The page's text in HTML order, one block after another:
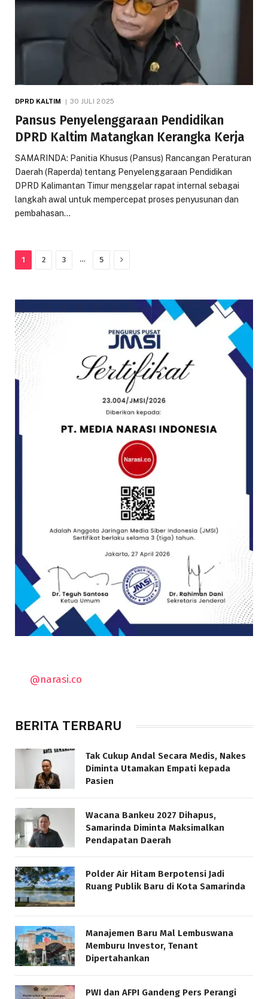
DPRD KALTIM 30 JULI 2025
Pansus Penyelenggaraan Pendidikan
DPRD Kaltim Matangkan Kerangka Kerja
SAMARINDA: Panitia Khusus (Pansus) Rancangan Peraturan
Daerah (Raperda) tentang Penyelenggaraan Pendidikan
DPRD Kalimantan Timur menggelar rapat internal sebagai
langkah awal untuk mempercepat proses penyusunan dan
pembahasan…
1 2 3 … 5 Next
@narasi.co
BERITA TERBARU
Tak Cukup Andal Secara Medis, Nakes
Diminta Utamakan Empati kepada
Pasien
Wacana Bankeu 2027 Dihapus,
Samarinda Diminta Maksimalkan
Pendapatan Daerah
Polder Air Hitam Berpotensi Jadi
Ruang Publik Baru di Kota Samarinda
Manajemen Baru Mal Lembuswana
Memburu Investor, Tenant
Dipertahankan
PWI dan AFPI Gandeng Pers Perangi